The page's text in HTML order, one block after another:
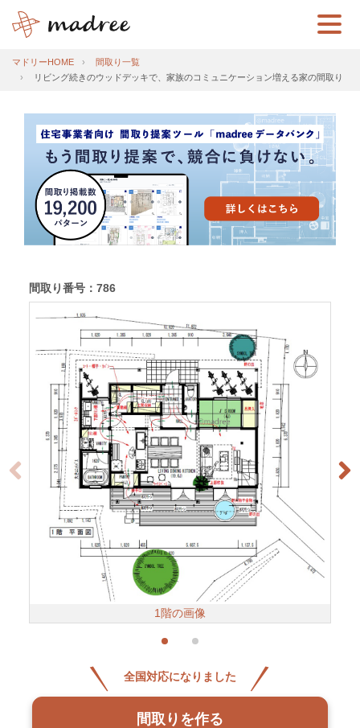
マドリーHOME
間取り一覧
リビング続きのウッドデッキで、家族のコミュニケーション増える家の間取り
間取り番号：786
1階の画像
全国対応になりました
間取りを作る